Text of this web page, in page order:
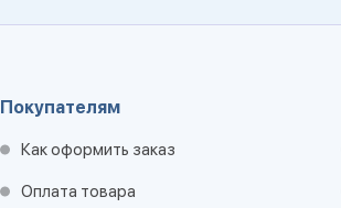
Покупателям
Как оформить заказ
Оплата товара